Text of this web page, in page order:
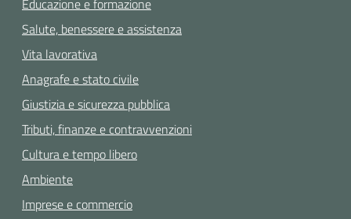
Educazione e formazione
Salute, benessere e assistenza
Vita lavorativa
Anagrafe e stato civile
Giustizia e sicurezza pubblica
Tributi, finanze e contravvenzioni
Cultura e tempo libero
Ambiente
Imprese e commercio